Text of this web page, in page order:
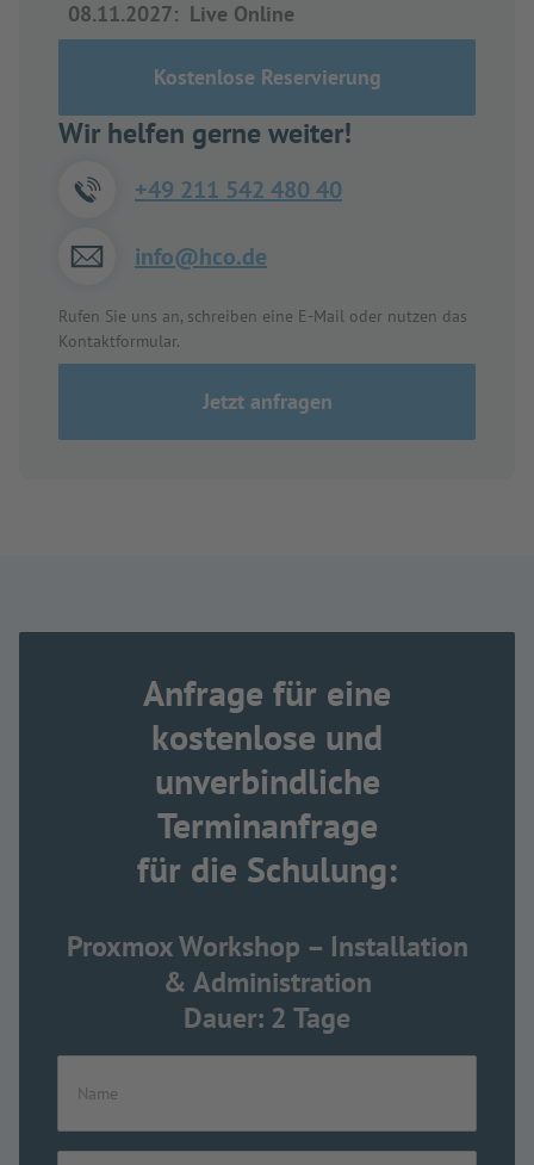
08.11.2027: Live Online
Kostenlose Reservierung
Wir helfen gerne weiter!
+49 211 542 480 40
info@hco.de
Rufen Sie uns an, schreiben eine E-Mail oder nutzen das
Kontaktformular.
Jetzt anfragen
Anfrage für eine
kostenlose und
unverbindliche
Terminanfrage
für die Schulung:
Proxmox Workshop – Installation
& Administration
Dauer: 2 Tage